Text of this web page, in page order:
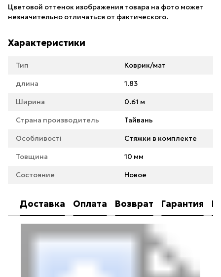
Цветовой оттенок изображения товара на фото может
незначительно отличаться от фактического.
Характеристики
Тип Коврик/мат
длина 1.83
Ширина 0.61 м
Страна производитель Тайвань
Особливості Стяжки в комплекте
Товщина 10 мм
Состояние Новое
Доставка Оплата Возврат Гарантия